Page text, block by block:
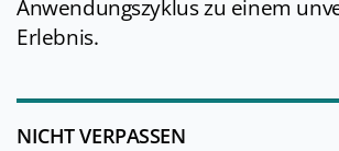
Anwendungszyklus zu einem
Erlebnis.
NICHT VERPASSEN